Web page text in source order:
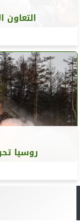
روسيا